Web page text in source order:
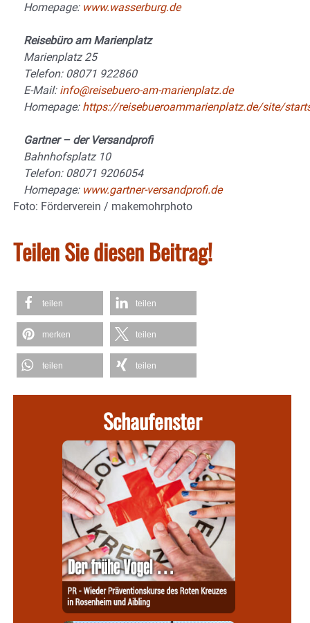
Homepage: www.wasserburg.de
Reisebüro am Marienplatz
Marienplatz 25
Telefon: 08071 922860
E-Mail: info@reisebuero-am-marienplatz.de
Homepage: https://reisebueroammarienplatz.de/site/
Gartner – der Versandprofi
Bahnhofsplatz 10
Telefon: 08071 9206054
Homepage: www.gartner-versandprofi.de
Foto: Förderverein / makemohrphoto
Teilen Sie diesen Beitrag!
teilen teilen
merken teilen
teilen teilen
Schaufenster